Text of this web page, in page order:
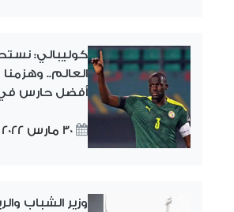
كوليبالي:
العالم..
أفضل حارس في
30 مارس 2022
وزير الشباب